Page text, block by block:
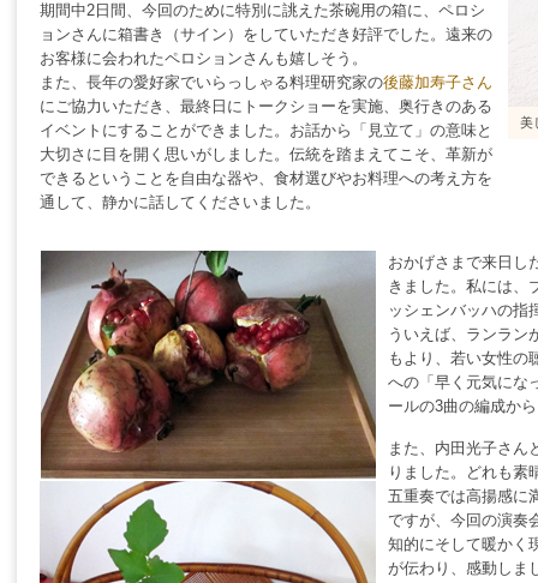
期間中2日間、今回のために特別に誂えた茶碗用の箱に、ペロシ
ョンさんに箱書き（サイン）をしていただき好評でした。遠来の
お客様に会われたペロションさんも嬉しそう。
また、長年の愛好家でいらっしゃる料理研究家の後藤加寿子さん
にご協力いただき、最終日にトークショーを実施、奥行きのある
イベントにすることができました。お話から「見立て」の意味と
大切さに目を開く思いがしました。伝統を踏まえてこそ、革新が
できるということを自由な器や、食材選びやお料理への考え方を
通して、静かに話してくださいました。
美
おかげさまで来日し
きました。私には、
ッシェンバッハの指
ういえば、ランラン
もより、若い女性の
への「早く元気にな
ールの3曲の編成か
また、内田光子さん
りました。どれも素
五重奏では高揚感に
ですが、今回の演奏
知的にそして暖かく
が伝わり、感動しま